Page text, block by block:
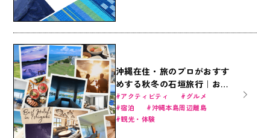
沖縄在住・旅のプロがおすす
めする秋冬の石垣旅行｜おす
すめ宿泊施設（17選）とグル
メまで総整理！
アクティビティ
グルメ
宿泊
沖縄本島周辺離島
観光・体験